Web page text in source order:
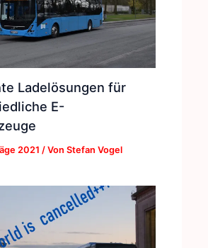
Ladelösungen für
E-
2021 / Von Stefan Vogel